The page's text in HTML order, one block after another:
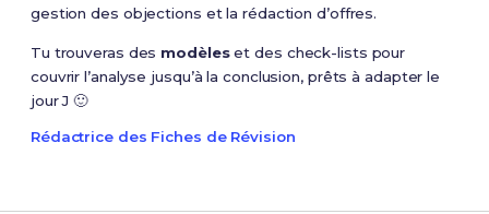
gestion des objections et la rédaction d’offres.
Tu trouveras des modèleset des check-lists pour
couvrir l’analyse jusqu’à la conclusion, prêts à adapter le
jour J 🙂
Rédactrice des Fiches de Révision